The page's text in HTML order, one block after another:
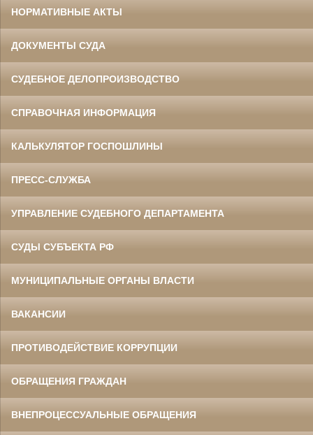
НОРМАТИВНЫЕ АКТЫ
ДОКУМЕНТЫ СУДА
СУДЕБНОЕ ДЕЛОПРОИЗВОДСТВО
СПРАВОЧНАЯ ИНФОРМАЦИЯ
КАЛЬКУЛЯТОР ГОСПОШЛИНЫ
ПРЕСС-СЛУЖБА
УПРАВЛЕНИЕ СУДЕБНОГО ДЕПАРТАМЕНТА
СУДЫ СУБЪЕКТА РФ
МУНИЦИПАЛЬНЫЕ ОРГАНЫ ВЛАСТИ
ВАКАНСИИ
ПРОТИВОДЕЙСТВИЕ КОРРУПЦИИ
ОБРАЩЕНИЯ ГРАЖДАН
ВНЕПРОЦЕССУАЛЬНЫЕ ОБРАЩЕНИЯ